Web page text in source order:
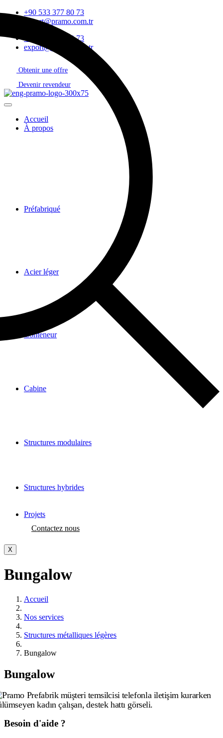
+90 533 377 80 73
export@pramo.com.tr
+90 533 377 80 73
export@pramo.com.tr
Obtenir une offre
Devenir revendeur
Accueil
À propos
Préfabriqué
Acier léger
Conteneur
Cabine
Structures modulaires
Structures hybrides
Projets
Contactez nous
X
Bungalow
Accueil
Nos services
Structures métalliques légères
Bungalow
Bungalow
Besoin d'aide ?